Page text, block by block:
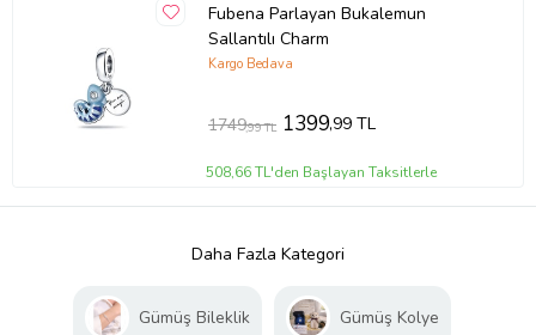
Fubena Parlayan Bukalemun
Sallantılı Charm
Kargo Bedava
1749,99 TL 1399,99 TL
508,66 TL'den Başlayan Taksitlerle
Daha Fazla Kategori
Gümüş Bileklik Gümüş Kolye